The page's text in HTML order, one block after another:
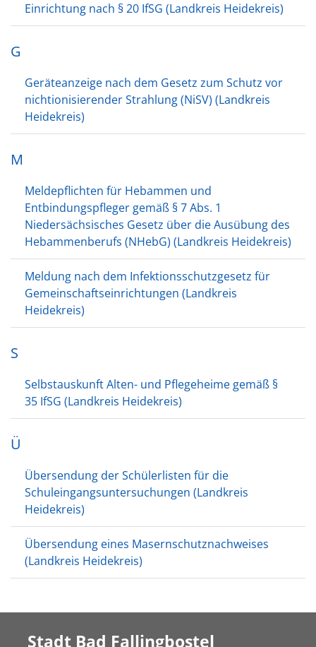
Einrichtung nach § 20 IfSG (Landkreis Heidekreis)
G
Geräteanzeige nach dem Gesetz zum Schutz vor
nichtionisierender Strahlung (NiSV) (Landkreis
Heidekreis)
M
Meldepflichten für Hebammen und
Entbindungspfleger gemäß § 7 Abs. 1
Niedersächsisches Gesetz über die Ausübung des
Hebammenberufs (NHebG) (Landkreis Heidekreis)
Meldung nach dem Infektionsschutzgesetz für
Gemeinschaftseinrichtungen (Landkreis
Heidekreis)
S
Selbstauskunft Alten- und Pflegeheime gemäß §
35 IfSG (Landkreis Heidekreis)
Ü
Übersendung der Schülerlisten für die
Schuleingangsuntersuchungen (Landkreis
Heidekreis)
Übersendung eines Masernschutznachweises
(Landkreis Heidekreis)
Stadt Bad Fallingbostel